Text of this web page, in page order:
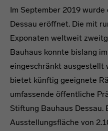
Im September 2019
Dessau eröffnet. Die mit
Exponaten weltweit
Bauhaus konnte bislang
eingeschränkt ausgestellt
bietet künftig geeignete
umfassende öffentliche
Stiftung Bauhaus Dessau.
Ausstellungsfläche von